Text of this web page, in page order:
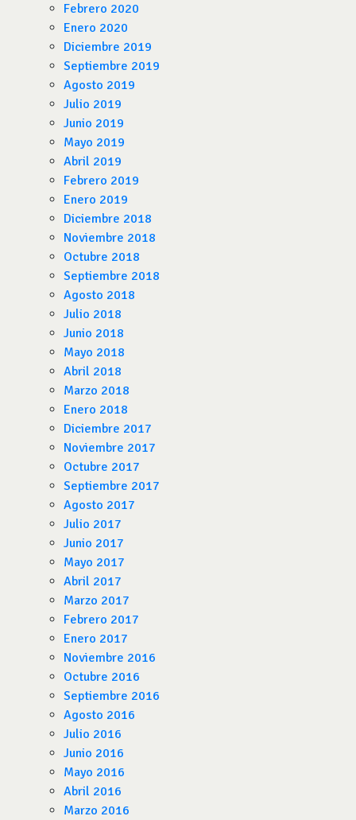
Febrero 2020
Enero 2020
Diciembre 2019
Septiembre 2019
Agosto 2019
Julio 2019
Junio 2019
Mayo 2019
Abril 2019
Febrero 2019
Enero 2019
Diciembre 2018
Noviembre 2018
Octubre 2018
Septiembre 2018
Agosto 2018
Julio 2018
Junio 2018
Mayo 2018
Abril 2018
Marzo 2018
Enero 2018
Diciembre 2017
Noviembre 2017
Octubre 2017
Septiembre 2017
Agosto 2017
Julio 2017
Junio 2017
Mayo 2017
Abril 2017
Marzo 2017
Febrero 2017
Enero 2017
Noviembre 2016
Octubre 2016
Septiembre 2016
Agosto 2016
Julio 2016
Junio 2016
Mayo 2016
Abril 2016
Marzo 2016